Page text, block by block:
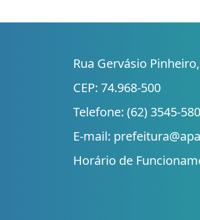
Rua Gervásio
CEP: 74.968-500
Telefone: (62) 3545-
E-mail:
Horário de